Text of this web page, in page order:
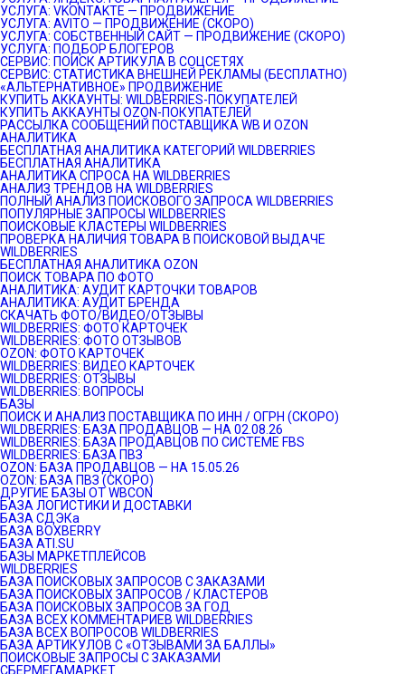
УСЛУГА: VKONTAKTE — ПРОДВИЖЕНИЕ
УСЛУГА: AVITO — ПРОДВИЖЕНИЕ (СКОРО)
УСЛУГА: СОБСТВЕННЫЙ САЙТ — ПРОДВИЖЕНИЕ (СКОРО)
УСЛУГА: ПОДБОР БЛОГЕРОВ
СЕРВИС: ПОИСК АРТИКУЛА В СОЦСЕТЯХ
СЕРВИС: СТАТИСТИКА ВНЕШНЕЙ РЕКЛАМЫ (БЕСПЛАТНО)
«АЛЬТЕРНАТИВНОЕ» ПРОДВИЖЕНИЕ
КУПИТЬ АККАУНТЫ: WILDBERRIES-ПОКУПАТЕЛЕЙ
КУПИТЬ АККАУНТЫ OZON-ПОКУПАТЕЛЕЙ
РАССЫЛКА СООБЩЕНИЙ ПОСТАВЩИКА WB И OZON
АНАЛИТИКА
БЕСПЛАТНАЯ АНАЛИТИКА КАТЕГОРИЙ WILDBERRIES
БЕСПЛАТНАЯ АНАЛИТИКА
АНАЛИТИКА СПРОСА НА WILDBERRIES
АНАЛИЗ ТРЕНДОВ НА WILDBERRIES
ПОЛНЫЙ АНАЛИЗ ПОИСКОВОГО ЗАПРОСА WILDBERRIES
ПОПУЛЯРНЫЕ ЗАПРОСЫ WILDBERRIES
ПОИСКОВЫЕ КЛАСТЕРЫ WILDBERRIES
ПРОВЕРКА НАЛИЧИЯ ТОВАРА В ПОИСКОВОЙ ВЫДАЧЕ
WILDBERRIES
БЕСПЛАТНАЯ АНАЛИТИКА OZON
ПОИСК ТОВАРА ПО ФОТО
АНАЛИТИКА: АУДИТ КАРТОЧКИ ТОВАРОВ
АНАЛИТИКА: АУДИТ БРЕНДА
СКАЧАТЬ ФОТО/ВИДЕО/ОТЗЫВЫ
WILDBERRIES: ФОТО КАРТОЧЕК
WILDBERRIES: ФОТО ОТЗЫВОВ
OZON: ФОТО КАРТОЧЕК
WILDBERRIES: ВИДЕО КАРТОЧЕК
WILDBERRIES: ОТЗЫВЫ
WILDBERRIES: ВОПРОСЫ
БАЗЫ
ПОИСК И АНАЛИЗ ПОСТАВЩИКА ПО ИНН / ОГРН (СКОРО)
WILDBERRIES: БАЗА ПРОДАВЦОВ — НА 02.08.26
WILDBERRIES: БАЗА ПРОДАВЦОВ ПО СИСТЕМЕ FBS
WILDBERRIES: БАЗА ПВЗ
OZON: БАЗА ПРОДАВЦОВ — НА 15.05.26
OZON: БАЗА ПВЗ (СКОРО)
ДРУГИЕ БАЗЫ ОТ WBCON
БАЗА ЛОГИСТИКИ И ДОСТАВКИ
БАЗА СДЭКа
БАЗА BOXBERRY
БАЗА ATI.SU
БАЗЫ МАРКЕТПЛЕЙСОВ
WILDBERRIES
БАЗА ПОИСКОВЫХ ЗАПРОСОВ С ЗАКАЗАМИ
БАЗА ПОИСКОВЫХ ЗАПРОСОВ / КЛАСТЕРОВ
БАЗА ПОИСКОВЫХ ЗАПРОСОВ ЗА ГОД
БАЗА ВСЕХ КОММЕНТАРИЕВ WILDBERRIES
БАЗА ВСЕХ ВОПРОСОВ WILDBERRIES
БАЗА АРТИКУЛОВ С «ОТЗЫВАМИ ЗА БАЛЛЫ»
ПОИСКОВЫЕ ЗАПРОСЫ С ЗАКАЗАМИ
СБЕРМЕГАМАРКЕТ